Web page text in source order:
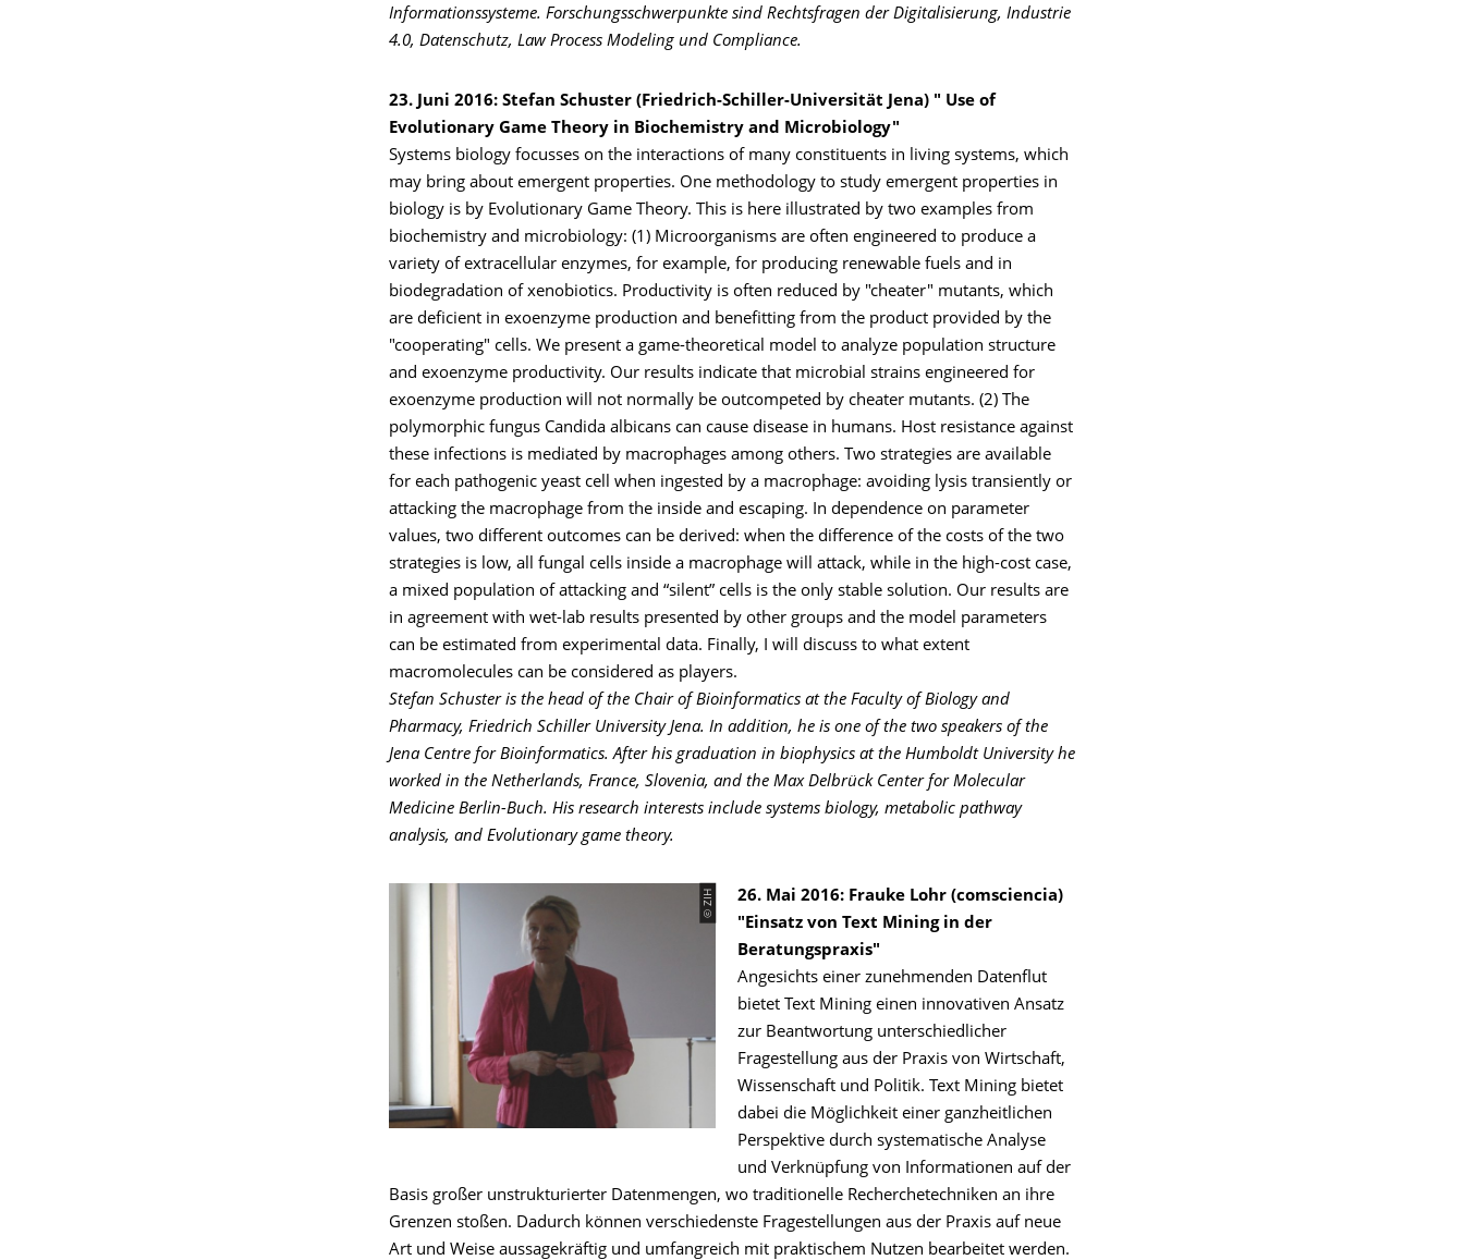
Informationssysteme. Forschungsschwerpunkte sind Rechtsfragen der Digitalisierung, Industrie
4.0, Datenschutz, Law Process Modeling und Compliance.
23. Juni 2016: Stefan Schuster (Friedrich-Schiller-Universität Jena) " Use of
Evolutionary Game Theory in Biochemistry and Microbiology"
Systems biology focusses on the interactions of many constituents in living systems, which
may bring about emergent properties. One methodology to study emergent properties in
biology is by Evolutionary Game Theory. This is here illustrated by two examples from
biochemistry and microbiology: (1) Microorganisms are often engineered to produce a
variety of extracellular enzymes, for example, for producing renewable fuels and in
biodegradation of xenobiotics. Productivity is often reduced by "cheater" mutants, which
are deficient in exoenzyme production and benefitting from the product provided by the
"cooperating" cells. We present a game-theoretical model to analyze population structure
and exoenzyme productivity. Our results indicate that microbial strains engineered for
exoenzyme production will not normally be outcompeted by cheater mutants. (2) The
polymorphic fungus Candida albicans can cause disease in humans. Host resistance against
these infections is mediated by macrophages among others. Two strategies are available
for each pathogenic yeast cell when ingested by a macrophage: avoiding lysis transiently or
attacking the macrophage from the inside and escaping. In dependence on parameter
values, two different outcomes can be derived: when the difference of the costs of the two
strategies is low, all fungal cells inside a macrophage will attack, while in the high-cost case,
a mixed population of attacking and “silent” cells is the only stable solution. Our results are
in agreement with wet-lab results presented by other groups and the model parameters
can be estimated from experimental data. Finally, I will discuss to what extent
macromolecules can be considered as players.
Stefan Schuster is the head of the Chair of Bioinformatics at the Faculty of Biology and
Pharmacy, Friedrich Schiller University Jena. In addition, he is one of the two speakers of the
Jena Centre for Bioinformatics. After his graduation in biophysics at the Humboldt University he
worked in the Netherlands, France, Slovenia, and the Max Delbrück Center for Molecular
Medicine Berlin-Buch. His research interests include systems biology, metabolic pathway
analysis, and Evolutionary game theory.
© ZIH
26. Mai 2016: Frauke Lohr (comsciencia)
"Einsatz von Text Mining in der
Beratungspraxis"
Angesichts einer zunehmenden Datenflut
bietet Text Mining einen innovativen Ansatz
zur Beantwortung unterschiedlicher
Fragestellung aus der Praxis von Wirtschaft,
Wissenschaft und Politik. Text Mining bietet
dabei die Möglichkeit einer ganzheitlichen
Perspektive durch systematische Analyse
und Verknüpfung von Informationen auf der
Basis großer unstrukturierter Datenmengen, wo traditionelle Recherchetechniken an ihre
Grenzen stoßen. Dadurch können verschiedenste Fragestellungen aus der Praxis auf neue
Art und Weise aussagekräftig und umfangreich mit praktischem Nutzen bearbeitet werden.